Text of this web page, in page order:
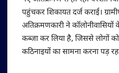
पहुंचकर शिकायत दर्ज कराई।
अतिक्रमणकारी ने
कब्जा कर लिया है, जिससे लोगों
कठिनाइयों का सामना करना पड़